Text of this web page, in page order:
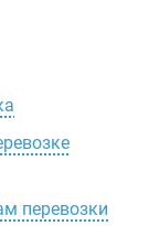
перевозки